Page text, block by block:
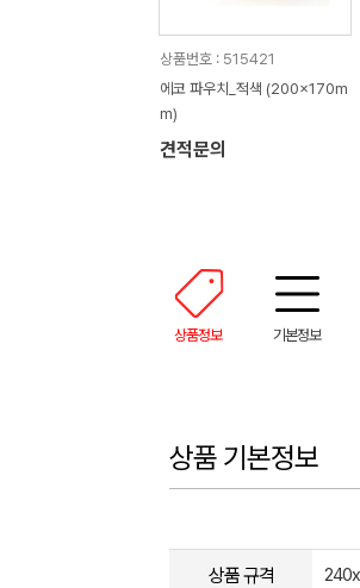
상품번호 : 515421
에코 파우치_적색 (200x170m
m)
견적문의
상품정보 기본정보
상품 기본정보
상품 규격